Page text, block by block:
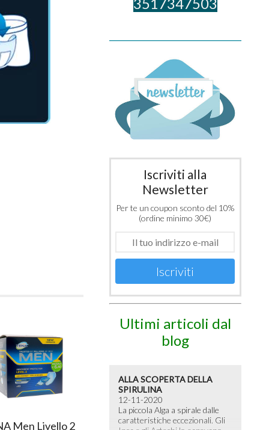
Men Livello 2
3517347503
Iscriviti alla
Newsletter
Per te un coupon sconto del 10%
(ordine minimo 30€)
Iscriviti
Ultimi articoli dal
blog
ALLA SCOPERTA DELLA
SPIRULINA
12-11-2020
La piccola Alga a spirale dalle
caratteristiche eccezionali. Gli